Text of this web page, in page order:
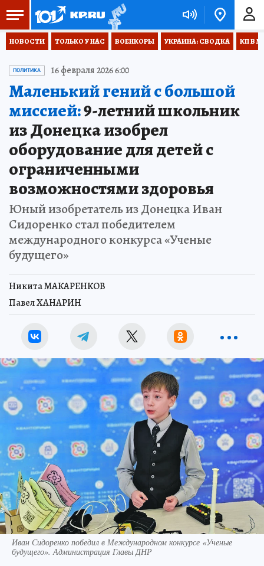
НОВОСТИ ТОЛЬКО У НАС ВОЕНКОРЫ УКРАИНА: СВОДКА КП В
ПОЛИТИКА 16 февраля 2026 6:00
Маленький гений с большой
миссией:9-летний школьник
из Донецка изобрел
оборудование для детей с
ограниченными
возможностями здоровья
Юный изобретатель из Донецка Иван
Сидоренко стал победителем
международного конкурса «Ученые
будущего»
Никита МАКАРЕНКОВ
Павел ХАНАРИН
Иван Сидоренко победил в Международном конкурсе «Ученые
будущего». Администрация Главы ДНР